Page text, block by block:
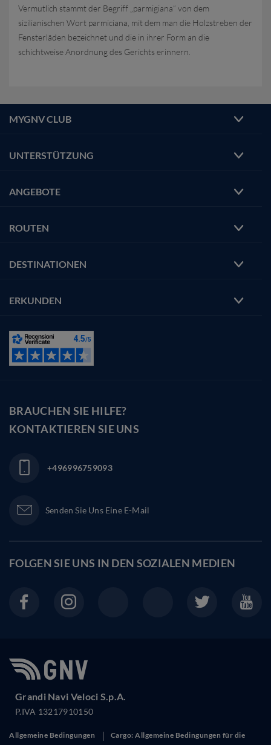
Vermutlich stammt der Begriff „parmigiana“ von dem
sizilianischen Wort parmiciana, mit dem man die Holzstreben der
Fensterläden bezeichnet und die in ihrer Form an die
schichtweise Anordnung des Gerichts erinnern.
MYGNV CLUB
UNTERSTÜTZUNG
ANGEBOTE
ROUTEN
DESTINATIONEN
ERKUNDEN
BRAUCHEN SIE HILFE?
KONTAKTIEREN SIE UNS
+496996759093
Senden Sie Uns Eine E-Mail
FOLGEN SIE UNS IN DEN SOZIALEN MEDIEN
Grandi Navi Veloci S.p.A.
P.IVA 13217910150
Allgemeine Bedingungen Cargo: Allgemeine Bedingungen für die